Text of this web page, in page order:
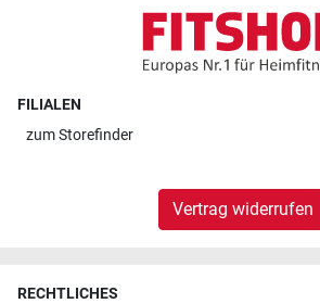
FILIALEN
zumStorefinder
Vertrag widerrufen
RECHTLICHES